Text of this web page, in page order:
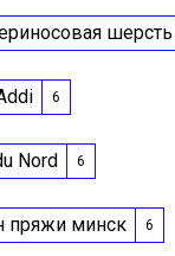
шерсть
6
Nord 6
пряжи минск 6